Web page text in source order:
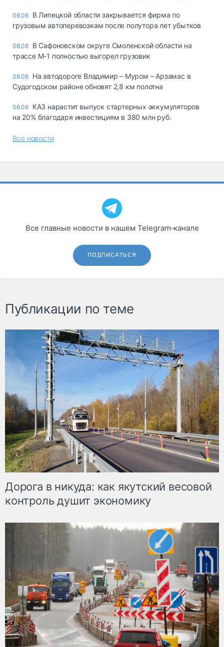
08.08 В Липецкой области закрывается фирма по
грузовым автоперевозкам после полутора лет убытков
08.08 В Сафоновском округе Смоленской области на
трассе М-1 полностью выгорел грузовик
08.08 На автодороге Владимир – Муром – Арзамас в
Судогодском районе обновят 2,8 км полотна
08.08 КАЗ нарастит выпуск стартерных аккумуляторов
на 20% благодаря инвестициям в 380 млн руб.
Все новости
Все главные новости в нашем Telegram‑канале
ПОДПИСАТЬСЯ
Публикации по теме
Дорога в никуда: как якутский весовой
контроль душит экономику